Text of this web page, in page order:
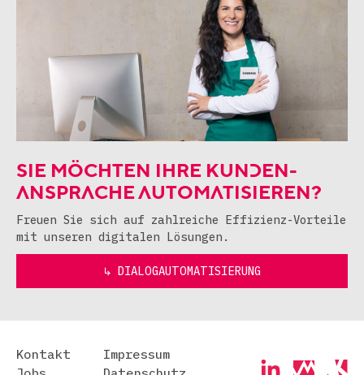
SIE MÖCHTEN IHRE KUNDEN-
ANSPRACHE AUTOMATISIEREN?
Freuen Sie sich auf zahlreiche Effizienz-Vorteile
mit unseren digitalen Lösungen.
↳ DIALOGAUTOMATISIERUNG
Kontakt
Impressum